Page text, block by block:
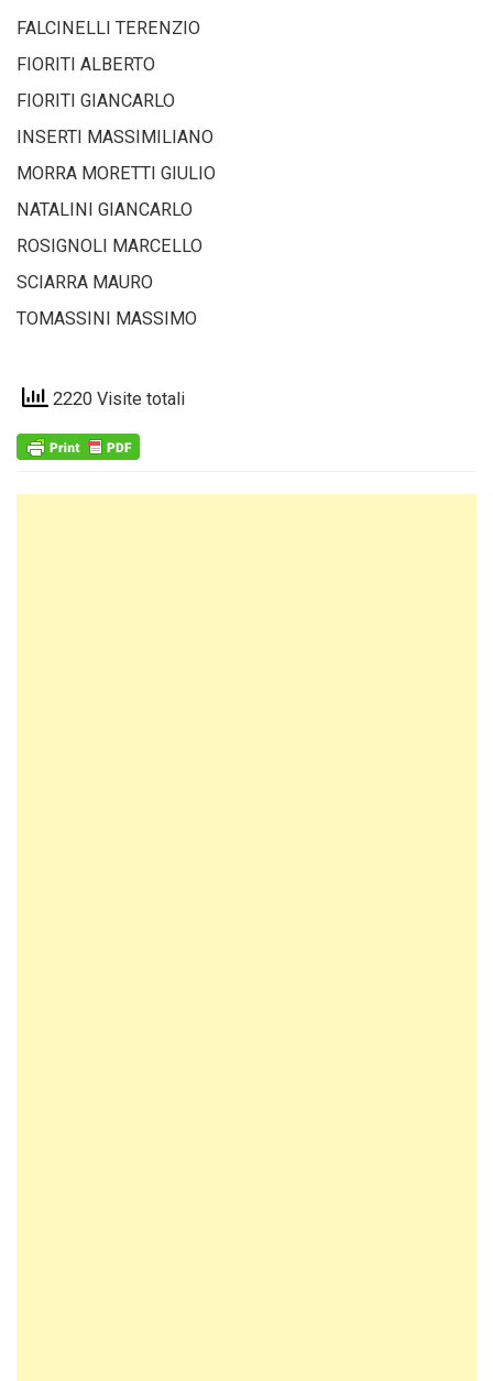
FALCINELLI TERENZIO
FIORITI ALBERTO
FIORITI GIANCARLO
INSERTI MASSIMILIANO
MORRA MORETTI GIULIO
NATALINI GIANCARLO
ROSIGNOLI MARCELLO
SCIARRA MAURO
TOMASSINI MASSIMO
2220 Visite totali